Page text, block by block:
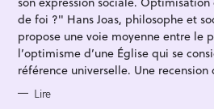
I
E
S
de foi ?" Hans Joas, philosophe et
propose une voie moyenne entre le
l’optimisme d’une Église qui se
référence universelle. Une recension
Lire